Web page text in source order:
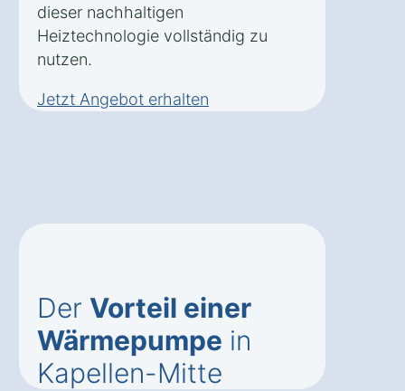
dieser nachhaltigen
Heiztechnologie vollständig zu
nutzen.
Jetzt Angebot erhalten
Der Vorteil einer
Wärmepumpe in
Kapellen-Mitte